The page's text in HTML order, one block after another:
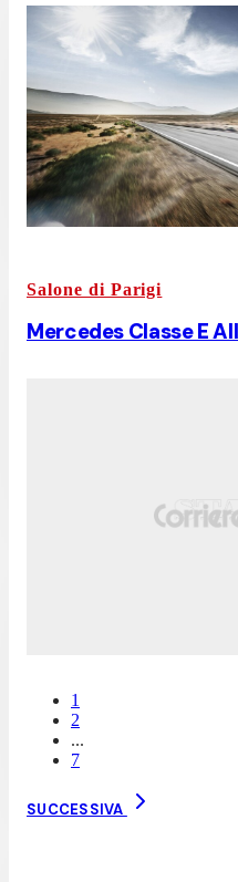
Salone di Parigi
Mercedes Classe E
1
2
...
7
SUCCESSIVA